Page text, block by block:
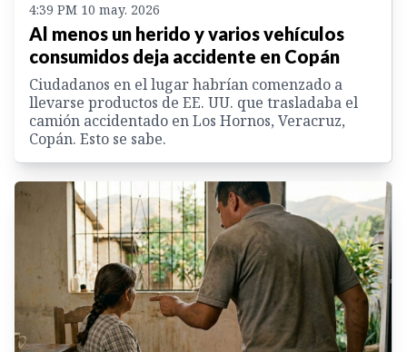
4:39 PM 10 may. 2026
Al menos un herido y varios vehículos
consumidos deja accidente en Copán
Ciudadanos en el lugar habrían comenzado a
llevarse productos de EE. UU. que trasladaba el
camión accidentado en Los Hornos, Veracruz,
Copán. Esto se sabe.